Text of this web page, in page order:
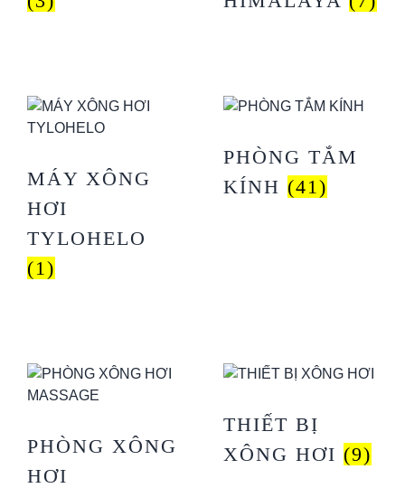
MÁY XÔNG
HƠI
TYLOHELO
(1)
PHÒNG TẮM
KÍNH (41)
PHÒNG XÔNG
HƠI
THIẾT BỊ
XÔNG HƠI (9)